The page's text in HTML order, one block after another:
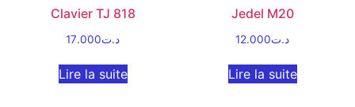
Clavier TJ 818
د.ت17.000
Lire la suite
Jedel M20
د.ت12.000
Lire la suite